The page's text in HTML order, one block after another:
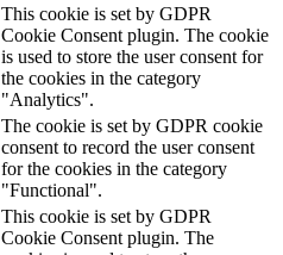
This cookie is set by GDPR
Cookie Consent plugin. The cookie
is used to store the user consent for
the cookies in the category
"Analytics".
The cookie is set by GDPR cookie
consent to record the user consent
for the cookies in the category
"Functional".
This cookie is set by GDPR
Cookie Consent plugin. The